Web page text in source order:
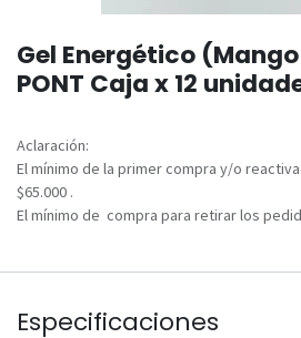
Gel Energético
PONT Caja x 12
Aclaración:
El mínimo de la primer compra y/o
$65.000 .
El mínimo de compra para retirar los
Especificaciones